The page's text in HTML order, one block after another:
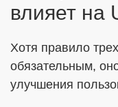
влияет на
Хотя правило
обязательным,
улучшения